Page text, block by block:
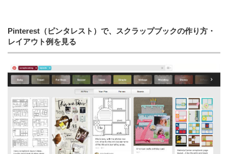
Pinterest（ピンタレスト）で、スクラップブックの作り方・
レイアウト例を見る